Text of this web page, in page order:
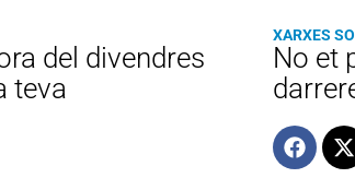
del divendres
teva
XARXES
No et